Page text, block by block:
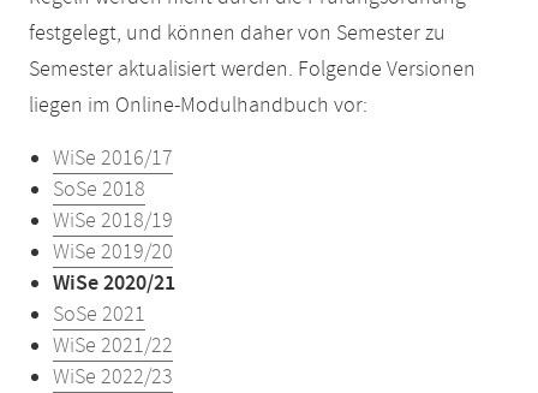
festgelegt, und können daher von Semester zu
Semester aktualisiert werden. Folgende Versionen
liegen im Online-Modulhandbuch vor:
WiSe 2016/17
SoSe 2018
WiSe 2018/19
WiSe 2019/20
WiSe 2020/21
SoSe 2021
WiSe 2021/22
WiSe 2022/23